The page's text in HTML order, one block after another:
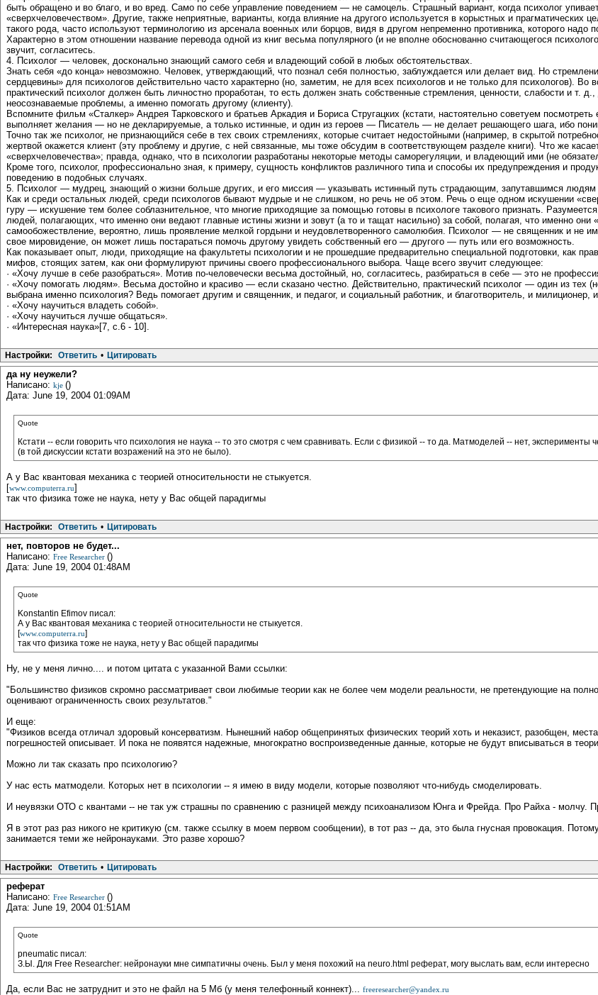
быть обращено и во благо, и во вред. Само по себе управление поведением — не самоцель. Страшный вариант, когда психолог
«сверхчеловечеством». Другие, также неприятные, варианты, когда влияние на другого используется в корыстных и
такого рода, часто используют терминологию из арсенала военных или борцов, видя в другом непременно противника, которого
Характерно в этом отношении название перевода одной из книг весьма популярного (и не вполне обоснованно считающегося
звучит, согласитесь.
4. Психолог — человек, досконально знающий самого себя и владеющий собой в любых обстоятельствах.
Знать себя «до конца» невозможно. Человек, утверждающий, что познал себя полностью, заблуждается или делает вид. Но
сердцевины» для психологов действительно часто характерно (но, заметим, не для всех психологов и не только для психологов).
практический психолог должен быть личностно проработан, то есть должен знать собственные стремления, ценности, слабости и т.
неосознаваемые проблемы, а именно помогать другому (клиенту).
Вспомните фильм «Сталкер» Андрея Тарковского и братьев Аркадия и Бориса Стругацких (кстати, настоятельно советуем
выполняет желания — но не декларируемые, а только истинные, и один из героев — Писатель — не делает решающего шага, ибо
Точно так же психолог, не признающийся себе в тех своих стремлениях, которые считает недостойными (например, в скрытой
жертвой окажется клиент (эту проблему и другие, с ней связанные, мы тоже обсудим в соответствующем разделе книги). Что же
«сверхчеловечества»; правда, однако, что в психологии разработаны некоторые методы саморегуляции, и владеющий ими (не
Кроме того, психолог, профессионально зная, к примеру, сущность конфликтов различного типа и способы их предупреждения и
поведению в подобных случаях.
5. Психолог — мудрец, знающий о жизни больше других, и его миссия — указывать истинный путь страдающим, запутавшимся людям
Как и среди остальных людей, среди психологов бывают мудрые и не слишком, но речь не об этом. Речь о еще одном искушении
гуру — искушение тем более соблазнительное, что многие приходящие за помощью готовы в психологе такового признать.
людей, полагающих, что именно они ведают главные истины жизни и зовут (а то и тащат насильно) за собой, полагая, что именно
самообожествление, вероятно, лишь проявление мелкой гордыни и неудовлетворенного самолюбия. Психолог — не священник и не
свое мировидение, он может лишь постараться помочь другому увидеть собственный его — другого — путь или его возможность.
Как показывает опыт, люди, приходящие на факультеты психологии и не прошедшие предварительно специальной подготовки, как
мифов, стоящих затем, как они формулируют причины своего профессионального выбора. Чаще всего звучит следующее:
· «Хочу лучше в себе разобраться». Мотив по-человечески весьма достойный, но, согласитесь, разбираться в себе — это не
· «Хочу помогать людям». Весьма достойно и красиво — если сказано честно. Действительно, практический психолог — один из тех
выбрана именно психология? Ведь помогает другим и священник, и педагог, и социальный работник, и благотворитель, и милиционер, и
· «Хочу научиться владеть собой».
· «Хочу научиться лучше общаться».
· «Интересная наука»[7, с.6 - 10].
Настройки: Ответить • Цитировать
да ну неужели?
Написано: kje ()
Дата: June 19, 2004 01:09AM
Quote
Кстати -- если говорить что психология не наука -- то это смотря с чем сравнивать. Если с физикой -- то да. Матмоделей -- нет,
(в той дискуссии кстати возражений на это не было).
А у Вас квантовая механика с теорией относительности не стыкуется.
[www.computerra.ru]
так что физика тоже не наука, нету у Вас общей парадигмы
Настройки: Ответить • Цитировать
нет, повторов не будет...
Написано: Free Researcher ()
Дата: June 19, 2004 01:48AM
Quote
Konstantin Efimov писал:
А у Вас квантовая механика с теорией относительности не стыкуется.
[www.computerra.ru]
так что физика тоже не наука, нету у Вас общей парадигмы
Ну, не у меня лично.... и потом цитата с указанной Вами ссылки:
"Большинство физиков скромно рассматривает свои любимые теории как не более чем модели реальности, не претендующие на
оценивают ограниченность своих результатов."
И еще:
"Физиков всегда отличал здоровый консерватизм. Нынешний набор общепринятых физических теорий хоть и неказист, разобщен,
погрешностей описывает. И пока не появятся надежные, многократно воспроизведенные данные, которые не будут вписываться в
Можно ли так сказать про психологию?
У нас есть матмодели. Которых нет в психологии -- я имею в виду модели, которые позволяют что-нибудь смоделировать.
И неувязки ОТО с квантами -- не так уж страшны по сравнению с разницей между психоанализом Юнга и Фрейда. Про Райха - молчу.
Я в этот раз раз никого не критикую (см. также ссылку в моем первом сообщении), в тот раз -- да, это была гнусная провокация.
занимается теми же нейронауками. Это разве хорошо?
Настройки: Ответить • Цитировать
реферат
Написано: Free Researcher ()
Дата: June 19, 2004 01:51AM
Quote
pneumatic писал:
З.Ы. Для Free Researcher: нейронауки мне симпатичны очень. Был у меня похожий на neuro.html реферат, могу выслать вам, если интересно
Да, если Вас не затруднит и это не файл на 5 Мб (у меня телефонный коннект)... freeresearcher@yandex.ru